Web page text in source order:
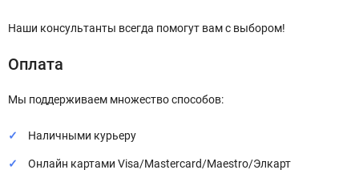
Наши консультанты всегда помогут вам с выбором!
Оплата
Мы поддерживаем множество способов:
Наличными курьеру
Онлайн картами Visa/Mastercard/Maestro/Элкарт